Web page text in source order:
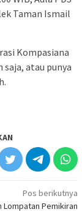
Taman Ismail
Kompasiana
saja, atau punya
Pos berikutnya
Lompatan Pemikiran